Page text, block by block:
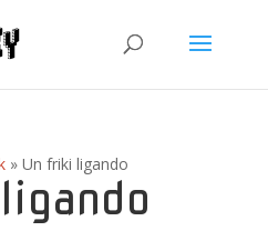
» Un friki ligando